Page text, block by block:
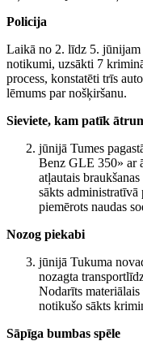
Policija
Laikā no 2. līdz 5.
notikumi, uzsākti 7
process, konstatēti trīs
lēmums par nošķiršanu.
Sieviete, kam patīk
jūnijā Tumes
Benz GLE 350» ar
atļautais
sākts administratīvā
piemērots naudas
Nozog piekabi
jūnijā Tukuma
nozagta
Nodarīts
notikušo sākts
Sāpīga bumbas spēle